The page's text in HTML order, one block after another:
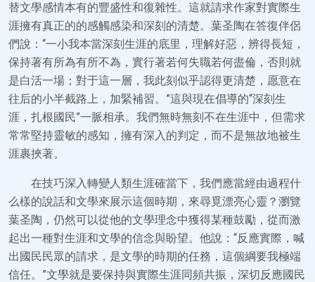
替文學感情本有的豐盛性和復雜性。這就請求作家對實際生
涯擁有真正的的感觸感染和深刻的清楚。葉圣陶在答復伴侶
們說：“一小我本當深刻生涯的底里，理解好惡，辨得長短，
保持著有所為有所不為，實行著若何失職若何盡倫，否則就
是白活一場；對于這一層，我此刻似乎認得更清楚，愿意在
往后的小半截路上，加緊補習。”這與現在倡導的“深刻生
涯，扎根國民”一脈相承。我們無時無刻不在生涯中，但需求
常常堅持靈敏的感知，擁有深入的判定，而不是無故地被生
涯裹挾著。
在技巧深入轉變人類生涯確當下，我們應當經由過程什
么樣的說話和文學來展示這個時期，來尋覓漂亮心靈？瀏覽
葉圣陶，仍然可以從他的文學理念中獲得某種鼓勵，從而激
起出一種對生涯和文學的信念與盼望。他說：“反應實際，喊
出國民民眾的請求，是文學的時期的任務，這個綱要我極端
信任。”文學就是要保持與實際生涯同頻共振，深切反應國民